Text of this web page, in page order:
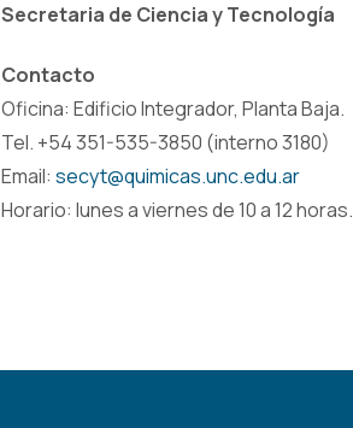
Secretaria de Ciencia y Tecnología
Contacto
Oficina: Edificio Integrador, Planta Baja.
Tel. +54 351-535-3850 (interno 3180)
Email: secyt@quimicas.unc.edu.ar
Horario: lunes a viernes de 10 a 12 horas.